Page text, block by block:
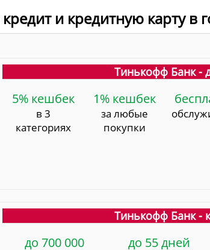
и кредитную карту в
Тинькофф Банк -
5% кешбек
в 3
категориях
1% кешбек
за любые
покупки
Тинькофф Банк -
до 700 000 до 55 дней